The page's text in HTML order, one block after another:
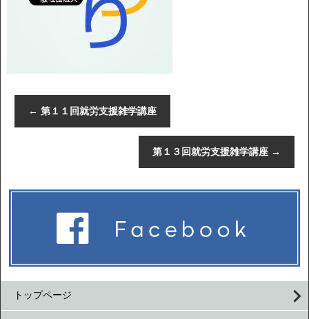
← 第１１回就労支援雑学講座
第１３回就労支援雑学講座 →
トップページ